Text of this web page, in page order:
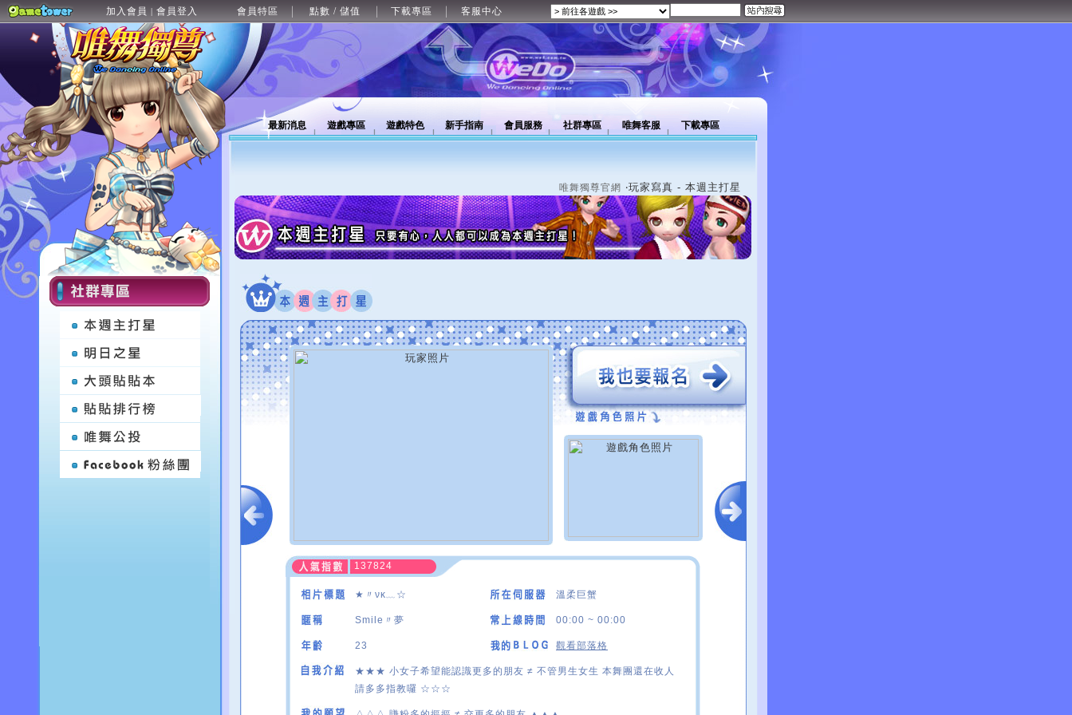
加入會員 | 會員登入 會員特區 點數 / 儲值 下載專區 客服中心
最新消息 遊戲專區 遊戲特色 新手指南 會員服務 社群專區 唯舞客服 下載專區
唯舞獨尊官網 ‧玩家寫真 - 本週主打星
137824
★〃νκ﹏☆ 溫柔巨蟹
Smile〃夢 00:00 ~ 00:00
23 觀看部落格
★★★ 小女子希望能認識更多的朋友 ≠ 不管男生女生 本舞團還在收人
請多多指教囉 ☆☆☆